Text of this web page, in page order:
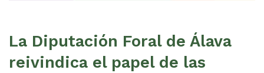
La Diputación Foral de Álava
reivindica el papel de las